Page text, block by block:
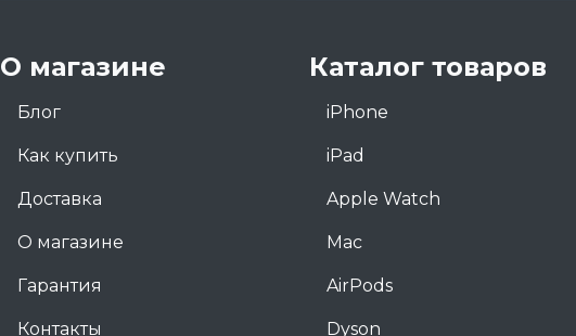
О магазине
Блог
Как купить
Доставка
О магазине
Гарантия
Контакты
Каталог товаров
iPhone
iPad
Apple Watch
Mac
AirPods
Dyson